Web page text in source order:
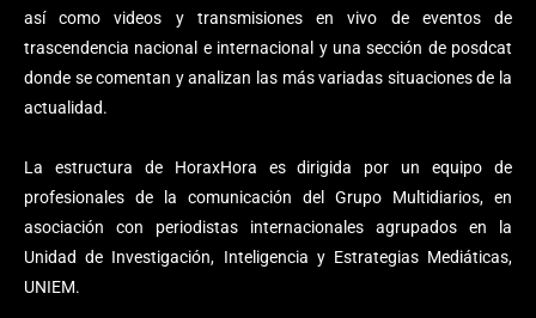
así como videos y transmisiones en vivo de eventos de
trascendencia nacional e internacional y una sección de posdcat
donde se comentan y analizan las más variadas situaciones de la
actualidad.
La estructura de HoraxHora es dirigida por un equipo de
profesionales de la comunicación del Grupo Multidiarios, en
asociación con periodistas internacionales agrupados en la
Unidad de Investigación, Inteligencia y Estrategias Mediáticas,
UNIEM.